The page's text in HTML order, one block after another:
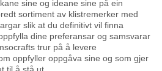
sine og ideane sine på ein
sortiment av klistremerker med
slik at du definitivt vil finna
dine preferansar og samsvarar
trur på å levere
oppfyller oppgåva sine og som gjer